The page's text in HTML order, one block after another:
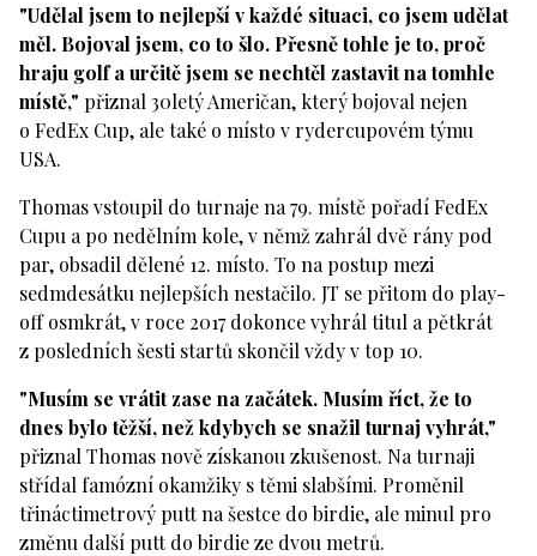
"Udělal jsem to nejlepší v každé situaci, co jsem udělat
měl. Bojoval jsem, co to šlo. Přesně tohle je to, proč
hraju golf a určitě jsem se nechtěl zastavit na tomhle
místě," přiznal 30letý Američan, který bojoval nejen
o FedEx Cup, ale také o místo v rydercupovém týmu
USA.
Thomas vstoupil do turnaje na 79. místě pořadí FedEx
Cupu a po nedělním kole, v němž zahrál dvě rány pod
par, obsadil dělené 12. místo. To na postup mezi
sedmdesátku nejlepších nestačilo. JT se přitom do play-
off osmkrát, v roce 2017 dokonce vyhrál titul a pětkrát
z posledních šesti startů skončil vždy v top 10.
"Musím se vrátit zase na začátek. Musím říct, že to
dnes bylo těžší, než kdybych se snažil turnaj vyhrát,"
přiznal Thomas nově získanou zkušenost. Na turnaji
střídal famózní okamžiky s těmi slabšími. Proměnil
třináctimetrový putt na šestce do birdie, ale minul pro
změnu další putt do birdie ze dvou metrů.